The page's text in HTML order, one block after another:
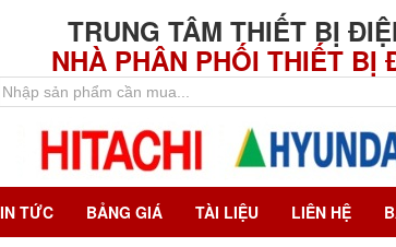
TRUNG TÂM THIẾT BỊ
NHÀ PHÂN PHỐI THIẾT BỊ
TỨC BẢNG GIÁ TÀI LIỆU LIÊN HỆ